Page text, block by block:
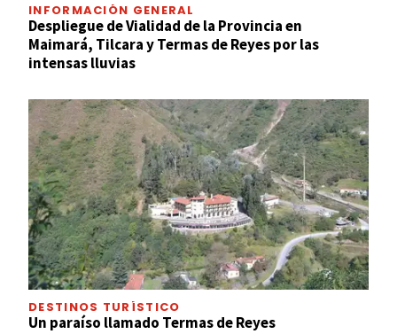
INFORMACIÓN GENERAL
Despliegue de Vialidad de la Provincia en
Maimará, Tilcara y Termas de Reyes por las
intensas lluvias
DESTINOS TURÍSTICO
Un paraíso llamado Termas de Reyes